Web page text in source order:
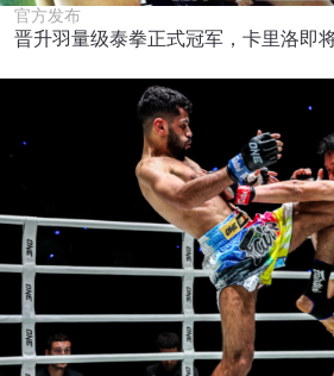
官方发布
晋升羽量级泰拳正式冠军，卡里洛即